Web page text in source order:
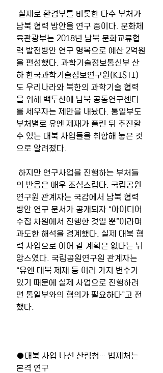
남북 협력 방안을 연구 중이다. 문화체
육관광부는 2018년 남북 문화교류협
력 발전방안 연구 명목으로 예산 2억원
을 편성했다. 과학기술정보통신부 산
하 한국과학기술정보연구원(KISTI)
도 우리나라와 북한의 과학기술 협력
을 위해 백두산에 남북 공동연구센터
를 세우자는 제안을 내놨다. 통일부도
부처별로 유엔 제재가 풀린 뒤 추진할
수 있는 대북 사업들을 취합해 놓은 것
으로 알려졌다.
의 반응은 매우 조심스럽다. 국립공원
연구원 관계자는 국감에서 남북 협력
방안 연구 문서가 공개되자 “아이디어
수집 차원에서 진행한 것일 뿐”이라며
과도한 해석을 경계했다. 실제 대북 협
력 사업으로 이어 갈 계획은 없다는 뉘
앙스였다. 국립공원연구원 관계자는
“유엔 대북 제재 등 여러 가지 변수가
있기 때문에 실제 사업으로 진행하려
면 통일부와의 협의가 필요하다”고 전
했다.
●대북 사업 나선 산림청… 법제처는
본격 연구